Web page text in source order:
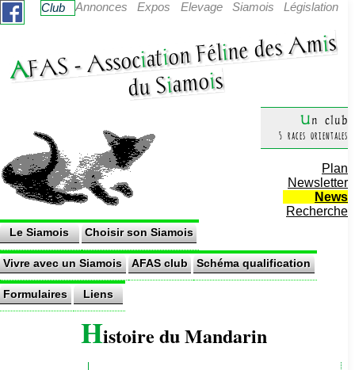
Club Annonces Expos Elevage Siamois Législation
AF
AS -Association Féline des Amis
du Siamois
Un club
5 races orientales
Plan
Newsletter
News
Recherche
Le Siamois Choisir son Siamois
Vivre avec un Siamois AFAS club Schéma qualification
Formulaires Liens
Histoire du Mandarin